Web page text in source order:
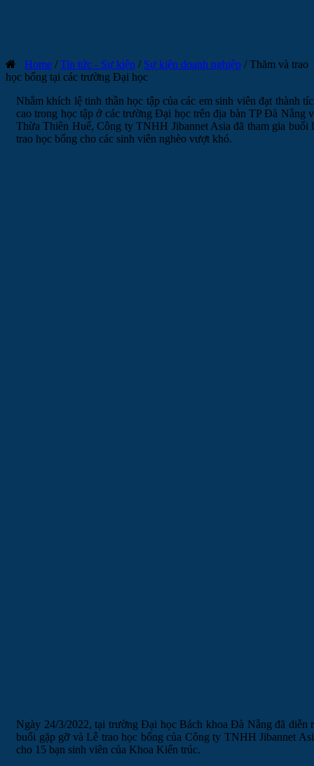
Home / Tin tức - Sự kiện / Sự kiện doanh nghiệp /Thăm và trao
học bổng tại các trường Đại học
Nhằm khích lệ tinh thần học tập của các em sinh viên đạt thành
cao trong học tập ở các trường Đại học trên địa bàn TP Đà Nẵng
Thừa Thiên Huế, Công ty TNHH Jibannet Asia đã tham gia buổi
trao học bổng cho các sinh viên nghèo vượt khó.
Ngày 24/3/2022, tại trường Đại học Bách khoa Đà Nẵng đã diễn
buổi gặp gỡ và Lễ trao học bổng của Công ty TNHH Jibannet
cho 15 bạn sinh viên của Khoa Kiến trúc.